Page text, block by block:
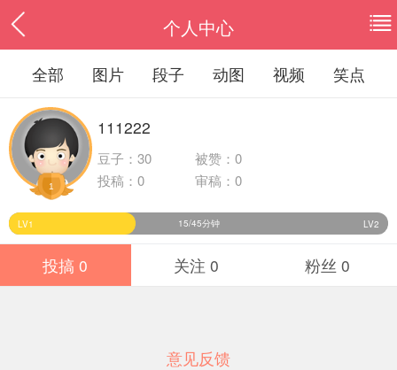
个人中心
全部 图片 段子 动图 视频 笑点
1
111222
豆子： 30
被赞：0
投稿：0
审稿：0
LV1 15/45分钟 LV2
投搞 0 关注 0 粉丝 0
意见反馈